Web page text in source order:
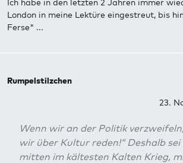
Ich habe in den letzten 2 Jahren immer
London in meine Lektüre eingestreut, bis
Ferse" ...
Rumpelstilzchen
23.
Wenn wir an der Politik
wir über Kultur reden!“ Deshalb sei
mitten im kältesten Kalten Krieg,